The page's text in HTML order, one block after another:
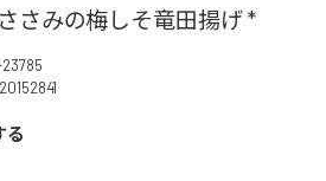
さみの梅しそ竜田揚げ *
る